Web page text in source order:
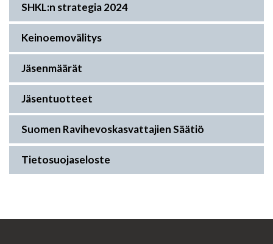
SHKL:n strategia 2024
Keinoemovälitys
Jäsenmäärät
Jäsentuotteet
Suomen Ravihevoskasvattajien Säätiö
Tietosuojaseloste